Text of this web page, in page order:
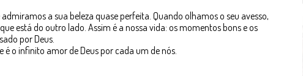
a sua beleza quase perfeita. Quando olhamos o seu avesso,
está do outro lado. Assim é a nossa vida: os momentos bons e os
por Deus.
o infinito amor de Deus por cada um de nós.